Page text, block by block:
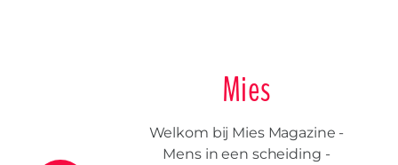
Mies
Welkom bij Mies Magazine -
Mens in een scheiding -